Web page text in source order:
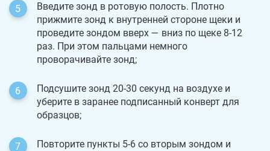
Введите зонд в ротовую полость. Плотно
прижмите зонд к внутренней стороне щеки и
проведите зондом вверх — вниз по щеке 8-12
раз. При этом пальцами немного
проворачивайте зонд;
Подсушите зонд 20-30 секунд на воздухе и
уберите в заранее подписанный конверт для
образцов;
Повторите пункты 5-6 со вторым зондом и